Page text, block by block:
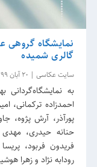
نمایشگاه
گالری شمیده
سایت عکاسی | 20 آبان 1399
به نمایشگاه‌گردانی
احمدزاده ترکمانی،
پورآذر، آرش پژوه،
حنانه حیدری،
فریدون فربود،
رودابه نژاد و زهرا